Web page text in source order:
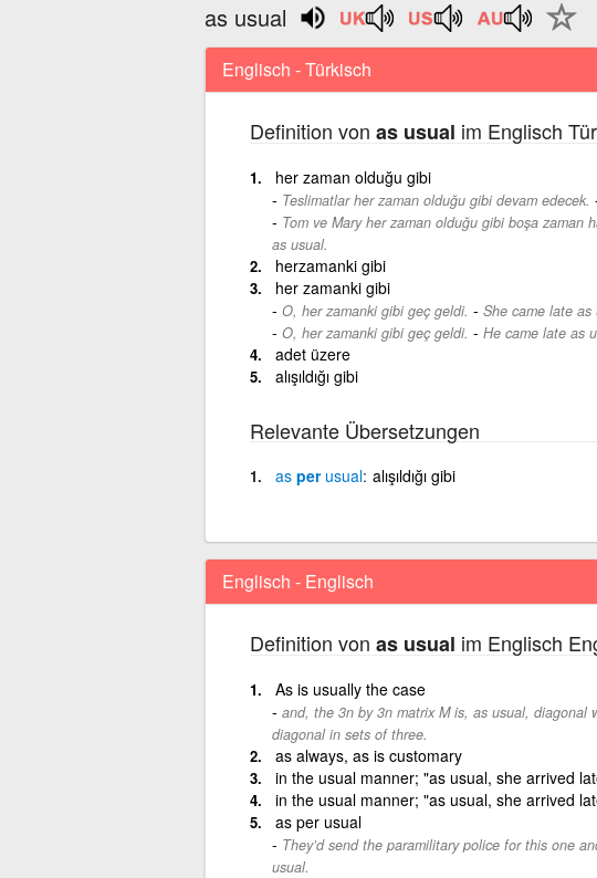
as usual
Englisch - Türkisch
Definition von as usual im Englisch
her zaman olduğu gibi
Teslimatlar her zaman olduğu gibi devam edecek.
Tom ve Mary her zaman olduğu gibi boşa zaman
as usual.
herzamanki gibi
her zamanki gibi
O, her zamanki gibi geç geldi. - She came late as
O, her zamanki gibi geç geldi. - He came late as
adet üzere
alışıldığı gibi
Relevante Übersetzungen
asper usual alışıldığı gibi
Englisch - Englisch
Definition von as usual im Englisch
As is usually the case
and, the 3n by 3n matrix M is, as usual, diagonal
diagonal in sets of three.
as always, as is customary
in the usual manner; "as usual, she arrived
in the usual manner; "as usual, she arrived
as per usual
They’d send the paramilitary police for this one
usual.